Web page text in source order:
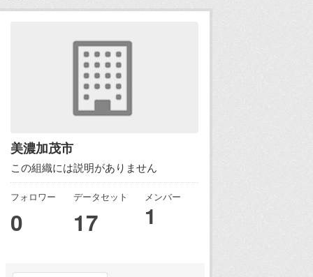
美濃加茂市
この組織には説明がありません
フォロワー
0
データセット
17
メンバー
1